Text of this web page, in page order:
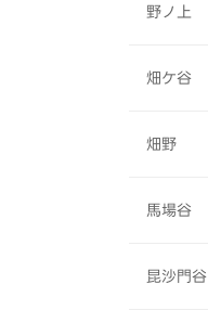
野ノ上
畑ケ谷
畑野
馬場谷
昆沙門谷